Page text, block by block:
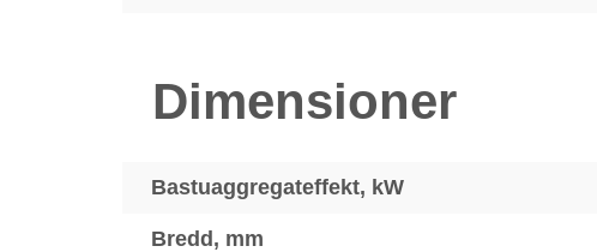
Dimensioner
Bastuaggregateffekt, kW
Bredd, mm